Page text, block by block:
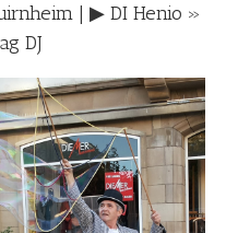
| ▶︎ DI Henio »
DJ